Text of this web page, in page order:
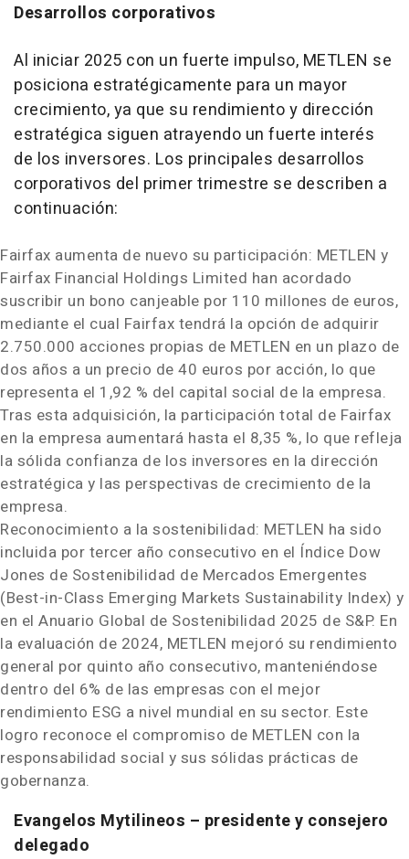
Desarrollos corporativos
Al iniciar 2025 con un fuerte impulso, METLEN se
posiciona estratégicamente para un mayor
crecimiento, ya que su rendimiento y dirección
estratégica siguen atrayendo un fuerte interés
de los inversores. Los principales desarrollos
corporativos del primer trimestre se describen a
continuación:
Fairfax aumenta de nuevo su participación: METLEN y
Fairfax Financial Holdings Limited han acordado
suscribir un bono canjeable por 110 millones de euros,
mediante el cual Fairfax tendrá la opción de adquirir
2.750.000 acciones propias de METLEN en un plazo de
dos años a un precio de 40 euros por acción, lo que
representa el 1,92 % del capital social de la empresa.
Tras esta adquisición, la participación total de Fairfax
en la empresa aumentará hasta el 8,35 %, lo que refleja
la sólida confianza de los inversores en la dirección
estratégica y las perspectivas de crecimiento de la
empresa.
Reconocimiento a la sostenibilidad: METLEN ha sido
incluida por tercer año consecutivo en el Índice Dow
Jones de Sostenibilidad de Mercados Emergentes
(Best-in-Class Emerging Markets Sustainability Index) y
en el Anuario Global de Sostenibilidad 2025 de S&P. En
la evaluación de 2024, METLEN mejoró su rendimiento
general por quinto año consecutivo, manteniéndose
dentro del 6% de las empresas con el mejor
rendimiento ESG a nivel mundial en su sector. Este
logro reconoce el compromiso de METLEN con la
responsabilidad social y sus sólidas prácticas de
gobernanza.
Evangelos Mytilineos – presidente y consejero
delegado